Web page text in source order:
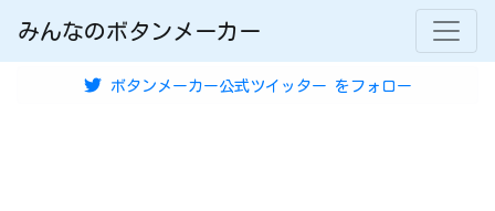
みんなのボタンメーカー
ボタンメーカー公式ツイッター をフォロー